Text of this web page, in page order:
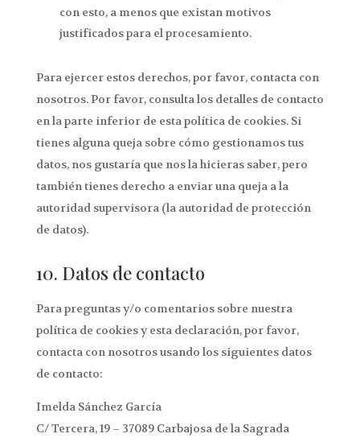
con esto, a menos que existan motivos
justificados para el procesamiento.
Para ejercer estos derechos, por favor, contacta con
nosotros. Por favor, consulta los detalles de contacto
en la parte inferior de esta política de cookies. Si
tienes alguna queja sobre cómo gestionamos tus
datos, nos gustaría que nos la hicieras saber, pero
también tienes derecho a enviar una queja a la
autoridad supervisora (la autoridad de protección
de datos).
10. Datos de contacto
Para preguntas y/o comentarios sobre nuestra
política de cookies y esta declaración, por favor,
contacta con nosotros usando los siguientes datos
de contacto:
Imelda Sánchez García
C/ Tercera, 19 – 37089 Carbajosa de la Sagrada